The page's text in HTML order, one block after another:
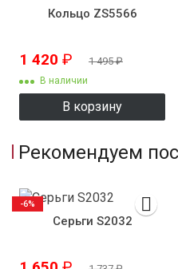
Кольцо ZS5566
1 420 ₽ 1 495₽
В наличии
В корзину
Рекомендуем
Серьги S2032
-6%